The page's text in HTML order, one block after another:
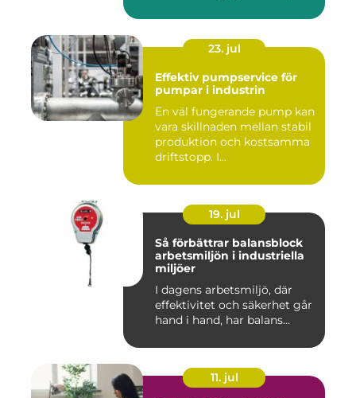
23. jul
Effektiv pumpservice för
pumpar i industrin
En väl fungerande pump kan
vara skillnaden mellan stabil
produktion och kostsamma
driftstopp. I...
19. jul
Så förbättrar balansblock
arbetsmiljön i industriella
miljöer
I dagens arbetsmiljö, där
effektivitet och säkerhet går
hand i hand, har balans...
11. jul